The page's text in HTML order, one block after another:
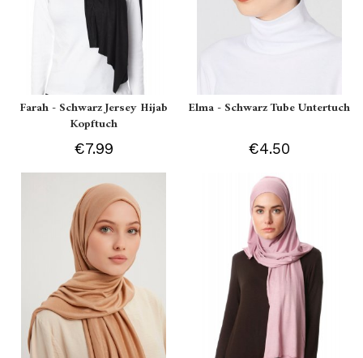
Farah - Schwarz Jersey Hijab
Kopftuch
€7.99
Elma - Schwarz Tube Untertuch
€4.50